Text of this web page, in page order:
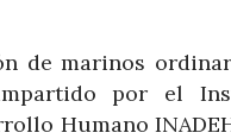
de marinos
por el
Humano